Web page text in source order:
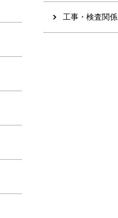
工事・検査関係